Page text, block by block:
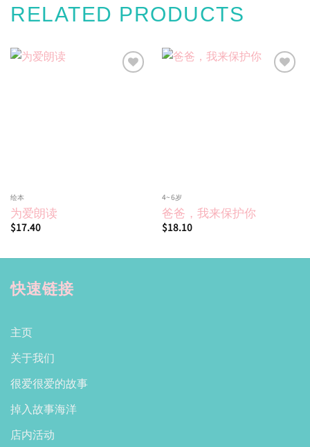
RELATED PRODUCTS
绘本
为爱朗读
$17.40
4~6岁
爸爸，我来保护你
$18.10
快速链接
主页
关于我们
很爱很爱的故事
掉入故事海洋
店内活动